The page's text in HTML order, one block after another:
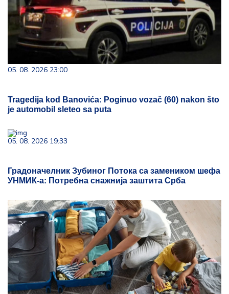
05. 08. 2026 23:00
Tragedija kod Banovića: Poginuo vozač (60) nakon što
je automobil sleteo sa puta
05. 08. 2026 19:33
Градоначелник Зубиног Потока са замеником шефа
УНМИК-а: Потребна снажнија заштита Срба